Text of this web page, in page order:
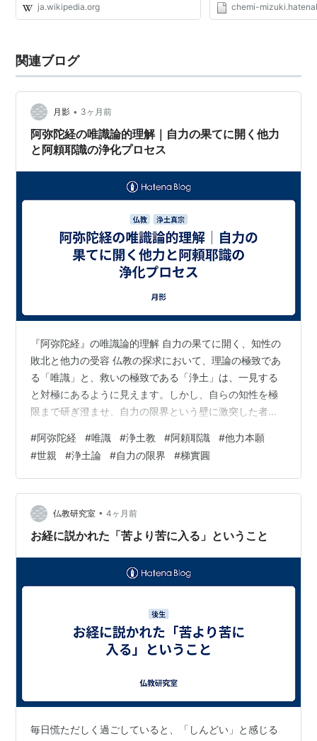
ja.wikipedia.org chemi-
関連ブログ
月影 • 3ヶ月前
阿弥陀経の唯識論的理解｜自力の果てに開く他力
と阿頼耶識の浄化プロセス
『阿弥陀経』の唯識論的理解 自力の果てに開く、知性の
敗北と他力の受容 仏教の探求において、理論の極致であ
る「唯識」と、救いの極致である「浄土」は、一見する
と対極にあるように見えます。しかし、自らの知性を極
限まで研ぎ澄ませ、自力の限界という壁に激突した者に
されます。 本稿では、浄土三部経の階梯を辿りながら、
なぜ『阿弥陀経』が最も特異であり、かつ究極の価値を
持つのかを唯識の視点から解き明かします。 浄土三部経
の階梯：物語・論理・沈黙 浄土の教えを体系づける三つ
の経典は、修行者の意識の状態に応じて異なる役割を果
たします。 経典名 特性 唯識論的役割 …
#阿弥陀経 #唯識 #浄土教 #阿頼耶識 #他力本願
#世親 #浄土論 #自力の限界 #梯實圓
仏教研究室 • 4ヶ月前
お経に説かれた「苦より苦に入る」ということ
毎日慌ただしく過ごしていると、「しんどい」と感じる